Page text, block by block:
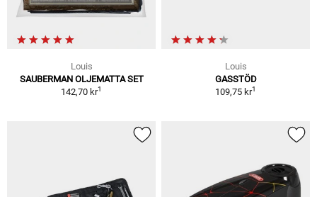
Louis
SAUBERMAN OLJEMATTA SET
142,70 kr1
Louis
GASSTÖD
109,75 kr1